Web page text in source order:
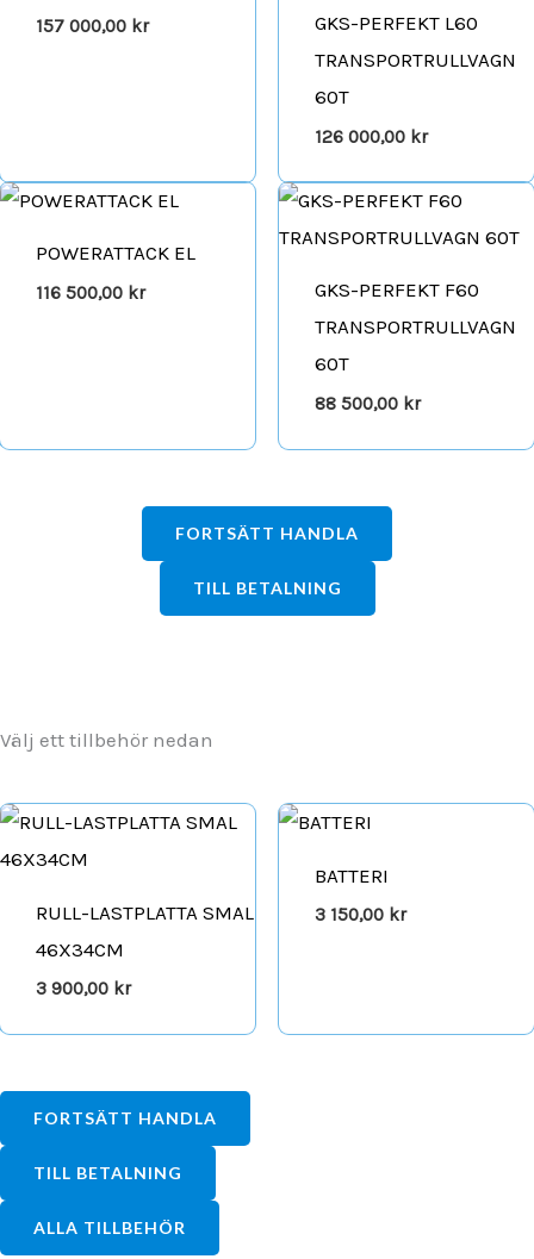
157 000,00 kr
GKS-PERFEKT L60
TRANSPORTRULLVAGN
60T
126 000,00 kr
POWERATTACK EL
116 500,00 kr
GKS-PERFEKT F60
TRANSPORTRULLVAGN
60T
88 500,00 kr
FORTSÄTT HANDLA
TILL BETALNING
Välj ett tillbehör nedan
RULL-LASTPLATTA SMAL
46X34CM
3 900,00 kr
BATTERI
3 150,00 kr
FORTSÄTT HANDLA
TILL BETALNING
ALLA TILLBEHÖR